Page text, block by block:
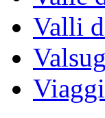
Valli
Viaggi